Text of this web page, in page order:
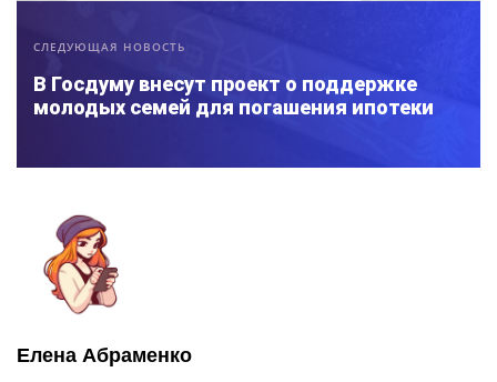
СЛЕДУЮЩАЯ НОВОСТЬ
В Госдуму внесут проект о поддержке
молодых семей для погашения ипотеки
Елена Абраменко